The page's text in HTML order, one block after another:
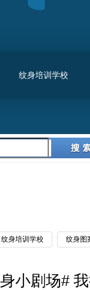
纹身培训学校
纹身培训学校 纹身图
小剧场#